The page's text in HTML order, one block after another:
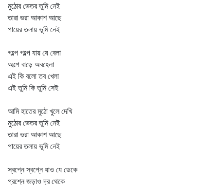
মুঠোর ভেতর তুমি নেই
তারা ভরা আকাশ আছে
পায়ের তলায় ভূমি নেই
গল্পে গল্পে যায় যে বেলা
অল্পে বাড়ে অবহেলা
এই কি বলো তব খেলা
এই তুমি কি তুমি সেই
আমি হাতের মুঠো খুলে দেখি
মুঠোর ভেতর তুমি নেই
তারা ভরা আকাশ আছে
পায়ের তলায় ভূমি নেই
স্বপ্নে স্বপ্নে যাও যে ডেকে
প্রশ্নে জড়াও দূর থেকে